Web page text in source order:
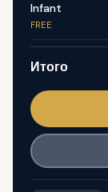
Infant
FREE
Итого